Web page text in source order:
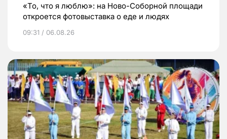
«То, что я люблю»: на Ново-Соборной площади
откроется фотовыставка о еде и людях
09:31 / 06.08.26